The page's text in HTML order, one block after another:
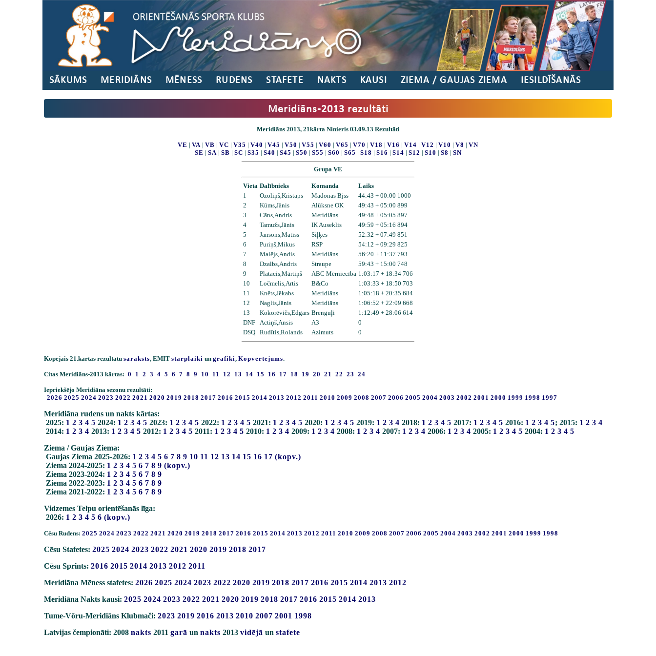
SĀKUMS MERIDIĀNS MĒNESS RUDENS STAFETE NAKTS KAUSI ZIEMA / GAUJAS ZIEMA IESILDĪŠANĀS
Meridiāns-2013 rezultāti
Meridiāns 2013, 21kārta Ninieris 03.09.13 Rezultāti
VE | VA | VB | VC | V35 | V40 | V45 | V50 | V55 | V60 | V65 | V70 | V18 | V16 | V14 | V12 | V10 | V8 | VN
SE | SA | SB | SC | S35 | S40 | S45 | S50 | S55 | S60 | S65 | S18 | S16 | S14 | S12 | S10 | S8 | SN
Grupa VE
Vieta Dalībnieks Komanda
Laiks
1
Ozoliņš,Kristaps Madonas Bjss
44:43 + 00:00 1000
2
Kūms,Jānis Alūksne OK
49:43 + 05:00 899
3
Cāns,Andris Meridiāns
49:48 + 05:05 897
4
Tamužs,Jānis IK Auseklis
49:59 + 05:16 894
5
Jansons,Matīss Siļķes
52:32 + 07:49 851
6
Puriņš,Mikus RSP
54:12 + 09:29 825
7
Malējs,Andis Meridiāns
56:20 + 11:37 793
8
Dzalbs,Andris Straupe
59:43 + 15:00 748
9
Platacis,Mārtiņš ABC Mērniecība 1:03:17 + 18:34 706
10
Ločmelis,Artis B&Co
1:03:33 + 18:50 703
11
Knēts,Jēkabs Meridiāns
1:05:18 + 20:35 684
12
Naglis,Jānis Meridiāns
1:06:52 + 22:09 668
13
Kokorēvičs,Edgars Brenguļi
1:12:49 + 28:06 614
DNF Actiņš,Ansis A3
0
DSQ Rudītis,Rolands Azimuts 0
Kopējais 21.kārtas rezultātu saraksts, EMIT starplaiki un grafiki, Kopvērtējums.
Citas Meridiāns-2013 kārtas: 0 1 2 3 4 5 6 7 8 9 10 11 12 13 14 15 16 17 18 19 20 21 22 23 24
Iepriekšējo Meridiāna sezonu rezultāti:
2026 2025 2024 2023 2022 2021 2020 2019 2018 2017 2016 2015 2014 2013 2012 2011 2010 2009 2008 2007 2006 2005 2004 2003 2002 2001 2000 1999 1998 1997
Meridiāna rudens un nakts kārtas:
2025: 1 2 3 4 5 2024: 1 2 3 4 5 2023: 1 2 3 4 5 2022: 1 2 3 4 5 2021: 1 2 3 4 5 2020: 1 2 3 4 5 2019: 1 2 3 4 2018: 1 2 3 4 5 2017: 1 2 3 4 5 2016: 1 2 3 4 5; 2015: 1 2 3 4
2014: 1 2 3 4 2013: 1 2 3 4 5 2012: 1 2 3 4 5 2011: 1 2 3 4 5 2010: 1 2 3 4 2009: 1 2 3 4 2008: 1 2 3 4 2007: 1 2 3 4 2006: 1 2 3 4 2005: 1 2 3 4 5 2004: 1 2 3 4 5
Ziema / Gaujas Ziema:
Gaujas Ziema 2025-2026: 1 2 3 4 5 6 7 8 9 10 11 12 13 14 15 16 17 (kopv.)
Ziema 2024-2025: 1 2 3 4 5 6 7 8 9 (kopv.)
Ziema 2023-2024: 1 2 3 4 5 6 7 8 9
Ziema 2022-2023: 1 2 3 4 5 6 7 8 9
Ziema 2021-2022: 1 2 3 4 5 6 7 8 9
Vidzemes Telpu orientēšanās līga:
2026: 1 2 3 4 5 6 (kopv.)
Cēsu Rudens: 2025 2024 2023 2022 2021 2020 2019 2018 2017 2016 2015 2014 2013 2012 2011 2010 2009 2008 2007 2006 2005 2004 2003 2002 2001 2000 1999 1998
Cēsu Stafetes: 2025 2024 2023 2022 2021 2020 2019 2018 2017
Cēsu Sprints: 2016 2015 2014 2013 2012 2011
Meridiāna Mēness stafetes: 2026 2025 2024 2023 2022 2020 2019 2018 2017 2016 2015 2014 2013 2012
Meridiāna Nakts kausi: 2025 2024 2023 2022 2021 2020 2019 2018 2017 2016 2015 2014 2013
Tume-Vōru-Meridiāns Klubmači: 2023 2019 2016 2013 2010 2007 2001 1998
Latvijas čempionāti: 2008 nakts 2011 garā un nakts 2013 vidējā un stafete